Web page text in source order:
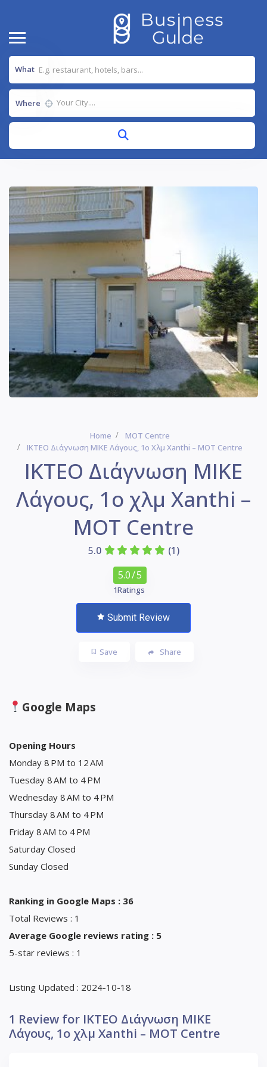
What
Where
Home
MOT Centre
IKTEO Διάγνωση ΜΙΚΕ Λάγους, 1ο Χλμ Xanthi – MOT Centre
IKTEO Διάγνωση ΜΙΚΕ
Λάγους, 1ο χλμ Xanthi –
MOT Centre
5.0
(1)
5.0/ 5
1Ratings
Submit Review
Save Share
Google Maps
Opening Hours
Monday 8 PM to 12 AM
Tuesday 8 AM to 4 PM
Wednesday 8 AM to 4 PM
Thursday 8 AM to 4 PM
Friday 8 AM to 4 PM
Saturday Closed
Sunday Closed
Ranking in Google Maps : 36
Total Reviews : 1
Average Google reviews rating : 5
5-star reviews : 1
Listing Updated : 2024-10-18
1 Review for IKTEO Διάγνωση ΜΙΚΕ
Λάγους, 1ο χλμ Xanthi – MOT Centre